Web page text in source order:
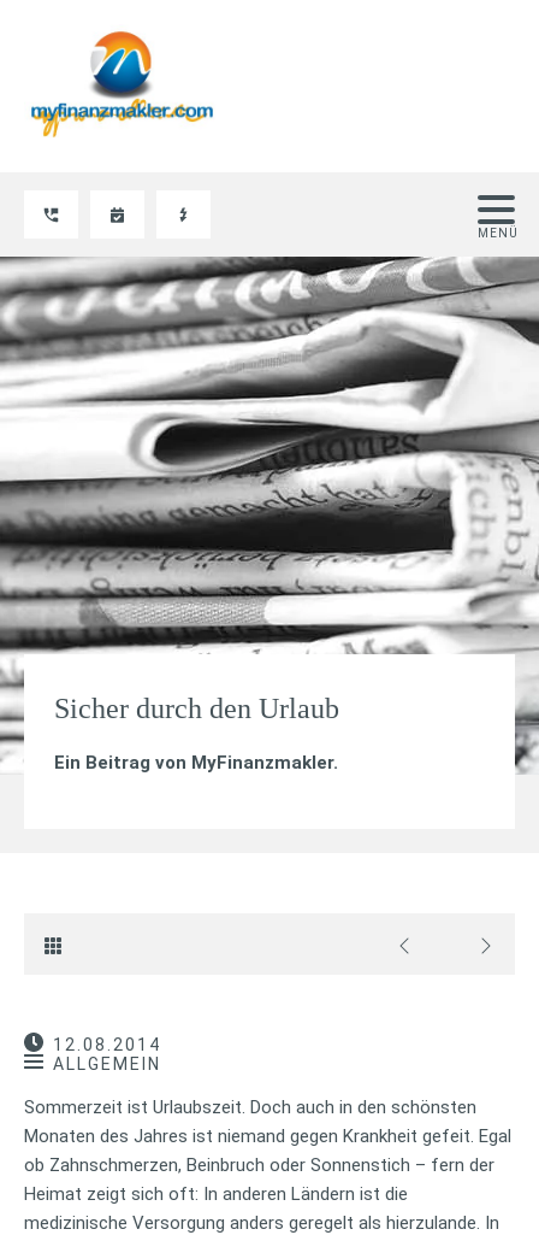
Sicher durch den Urlaub
Ein Beitrag von MyFinanzmakler.
12.08.2014
ALLGEMEIN
Sommerzeit ist Urlaubszeit. Doch auch in den schönsten
Monaten des Jahres ist niemand gegen Krankheit gefeit. Egal
ob Zahnschmerzen, Beinbruch oder Sonnenstich – fern der
Heimat zeigt sich oft: In anderen Ländern ist die
medizinische Versorgung anders geregelt als hierzulande. In